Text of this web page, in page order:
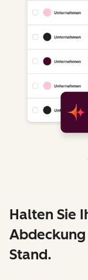
Halten Sie
Stand.